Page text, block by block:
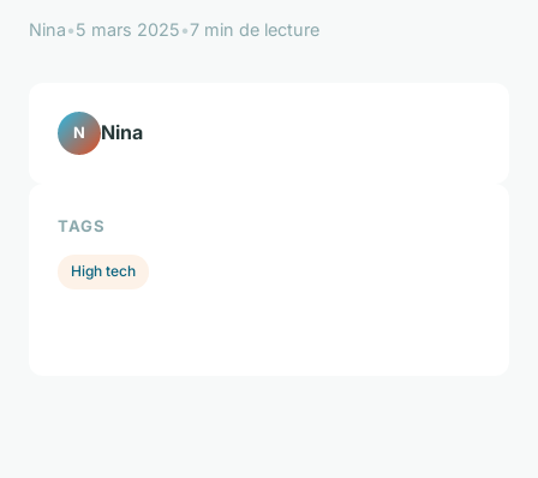
Nina•5 mars 2025•7 min de lecture
N Nina
TAGS
High tech